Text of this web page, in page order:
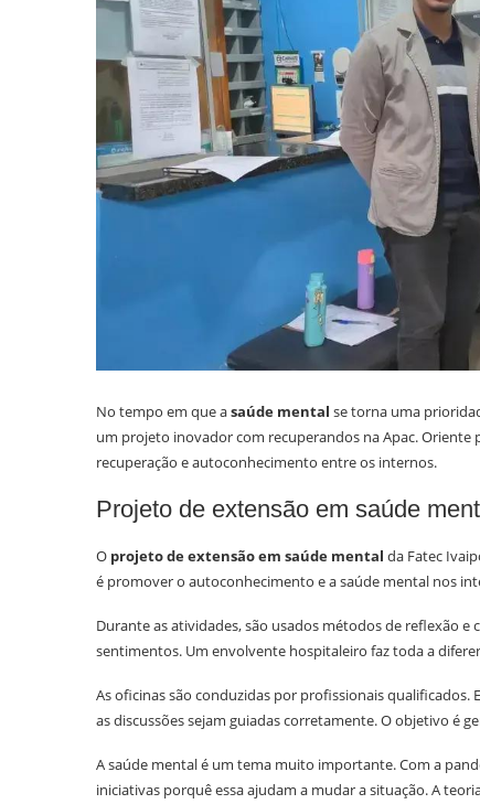
No tempo em que asaúde mental se torna uma
um projeto inovador com recuperandos na Apac.
recuperação e autoconhecimento entre os internos.
Projeto de extensão em saúde
O projeto de extensão em saúde mental da Fatec
é promover o autoconhecimento e a saúde mental nos
Durante as atividades, são usados métodos de reflexão e
sentimentos. Um envolvente hospitaleiro faz toda a
As oficinas são conduzidas por profissionais qualificados.
as discussões sejam guiadas corretamente. O objetivo é
A saúde mental é um tema muito importante. Com a
iniciativas porquê essa ajudam a mudar a situação. A